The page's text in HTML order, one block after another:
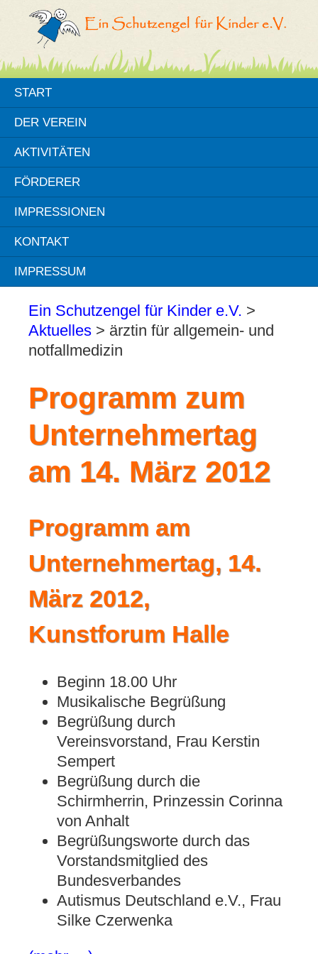
START
DER VEREIN
AKTIVITÄTEN
FÖRDERER
IMPRESSIONEN
KONTAKT
IMPRESSUM
Ein Schutzengel für Kinder e.V. >
Aktuelles > ärztin für allgemein- und
notfallmedizin
Programm zum
Unternehmertag
am 14. März 2012
Programm am
Unternehmertag, 14.
März 2012,
Kunstforum Halle
Beginn 18.00 Uhr
Musikalische Begrüßung
Begrüßung durch
Vereinsvorstand, Frau Kerstin
Sempert
Begrüßung durch die
Schirmherrin, Prinzessin Corinna
von Anhalt
Begrüßungsworte durch das
Vorstandsmitglied des
Bundesverbandes
Autismus Deutschland e.V., Frau
Silke Czerwenka